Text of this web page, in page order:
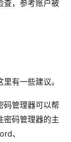
查，参考账户被
有一些建议。
码管理器可以帮
密码管理器的主
、